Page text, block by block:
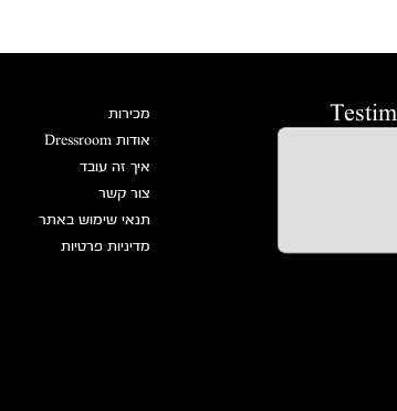
מכירות
אודות Dressroom
איך זה עובד
צור קשר
תנאי שימוש באתר
מדיניות פרטיות